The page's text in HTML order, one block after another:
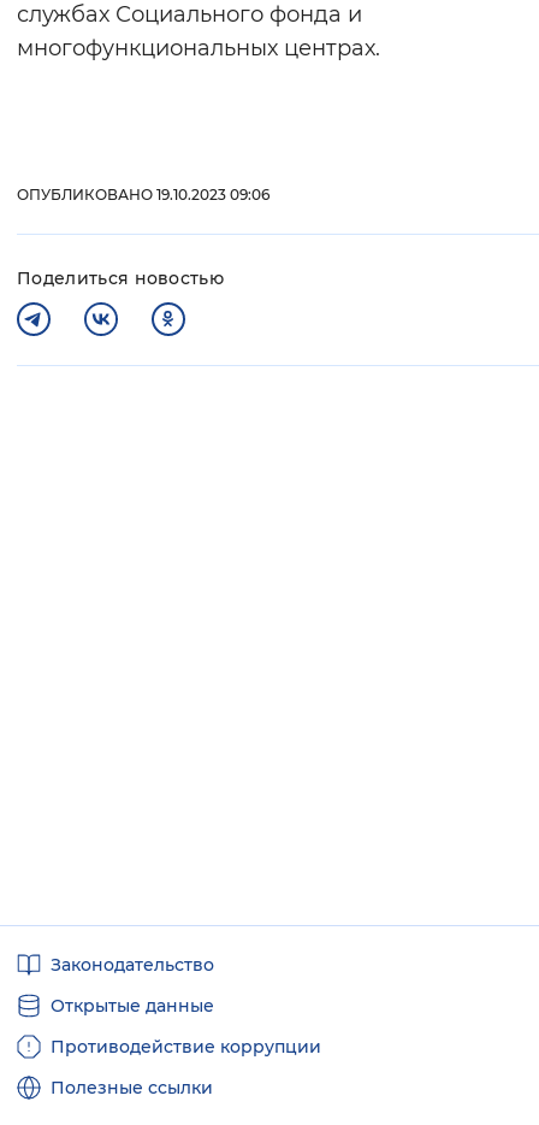
службах Социального фонда и
многофункциональных центрах.
ОПУБЛИКОВАНО 19.10.2023 09:06
Поделиться новостью
ссылкиЗаконодательство
Открытые данные
Противодействие коррупции
Полезные ссылки